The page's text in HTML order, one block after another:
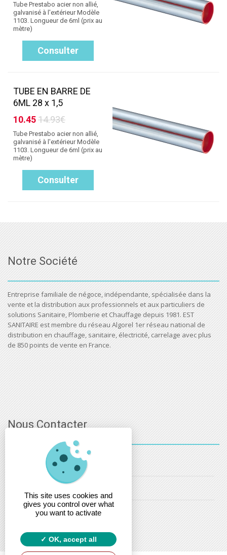
Tube Prestabo acier non allié,
galvanisé à l'extérieur Modèle
1103. Longueur de 6ml (prix au
mètre)
Consulter
TUBE EN BARRE DE
6ML 28 x 1,5
10.4514.93€
Tube Prestabo acier non allié,
galvanisé à l'extérieur Modèle
1103. Longueur de 6ml (prix au
mètre)
Consulter
Notre Société
Entreprise familiale de négoce, indépendante, spécialisée dans la
vente et la distribution aux professionnels et aux particuliers de
solutions Sanitaire, Plomberie et Chauffage depuis 1981. EST
SANITAIRE est membre du réseau Algorel 1er réseau national de
distribution en chauffage, sanitaire, électricité, carrelage avec plus
de 850 points de vente en France.
Nous Contacter
03 - 88 - 32 - 86 - 52
christophe.maring@estsanitaire.fr
This site uses cookies and
gives you control over what
you want to activate
OK, accept all